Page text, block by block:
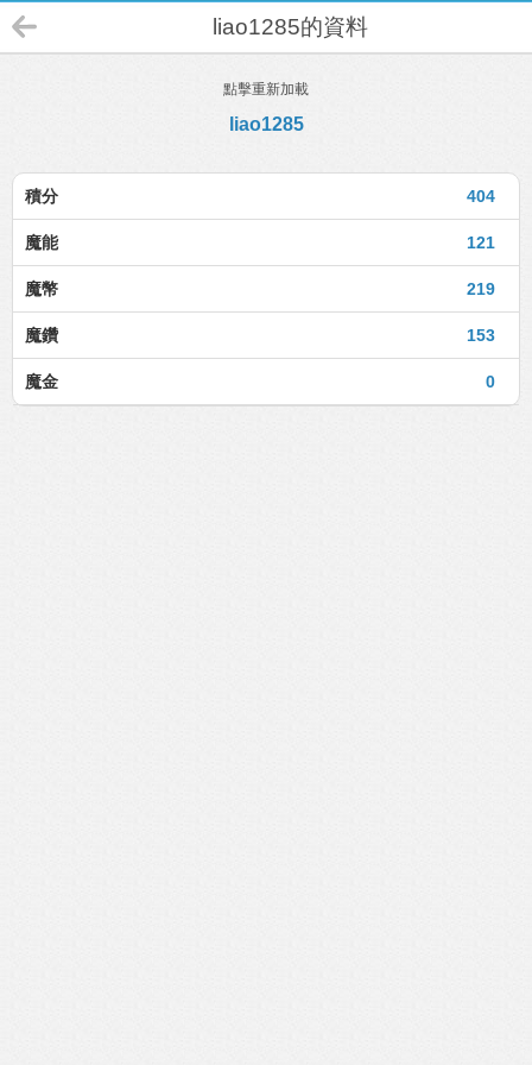
liao1285的資料
點擊重新加載
liao1285
404
積分
121
魔能
219
魔幣
153
魔鑽
0
魔金